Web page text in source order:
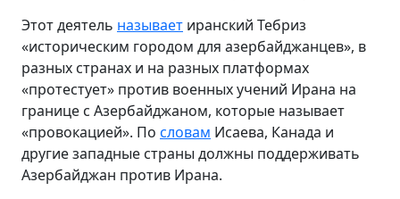
Этот деятель называет иранский Тебриз
«историческим городом для азербайджанцев», в
разных странах и на разных платформах
«протестует» против военных учений Ирана на
границе с Азербайджаном, которые называет
«провокацией». По словам Исаева, Канада и
другие западные страны должны поддерживать
Азербайджан против Ирана.